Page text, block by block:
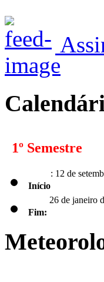
1º Semestre
Início: 12 de
Fim: 26 de janeiro
2º Semestre